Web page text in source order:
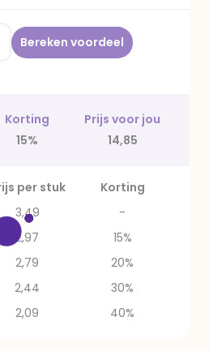
Bereken voordeel
Korting
Prijs voor jou
15% 14,85
per stuk
Korting
3,49
-
2,97
15%
2,79
20%
2,44
30%
2,09 40%